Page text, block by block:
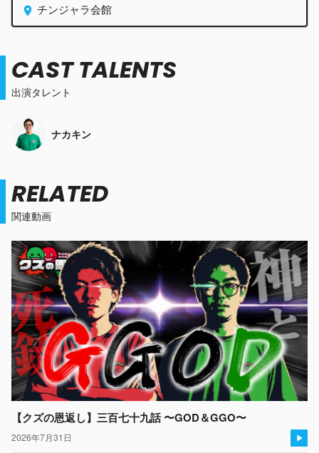
チンジャラ会館
出演タレント
CAST TALENTS
ナカキン
関連動画
RELATED
【クズの恩返し】三百七十九話 〜GOD＆GGO〜
2026年7月31日